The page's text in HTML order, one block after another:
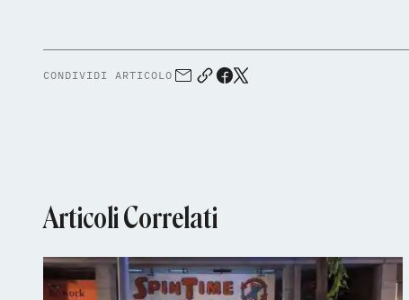
CONDIVIDI ARTICOLO
Articoli Correlati